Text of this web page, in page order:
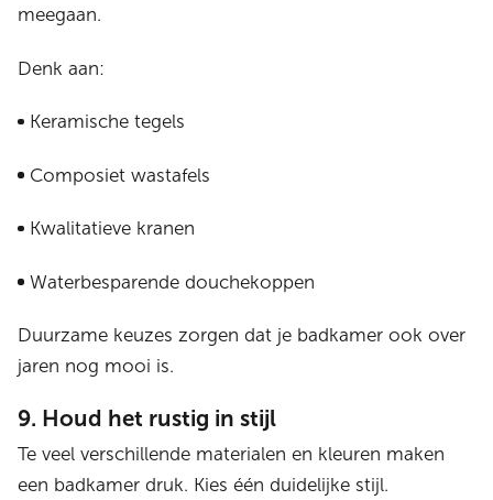
meegaan.
Denk aan:
Keramische tegels
Composiet wastafels
Kwalitatieve kranen
Waterbesparende douchekoppen
Duurzame keuzes zorgen dat je badkamer ook over
jaren nog mooi is.
9. Houd het rustig in stijl
Te veel verschillende materialen en kleuren maken
een badkamer druk. Kies één duidelijke stijl.